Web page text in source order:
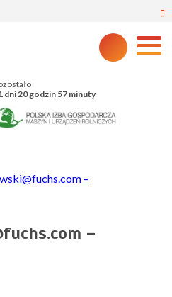
dni 20 godzin 57 minuty
–